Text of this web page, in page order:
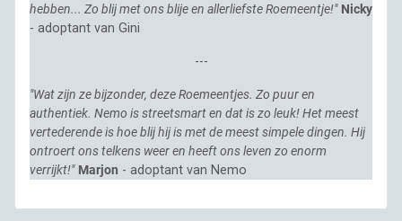
hebben... Zo blij met ons blije en allerliefste Roemeentje!" Nicky
- adoptant van Gini
---
"Wat zijn ze bijzonder, deze Roemeentjes. Zo puur en
authentiek. Nemo is streetsmart en dat is zo leuk! Het meest
vertederende is hoe blij hij is met de meest simpele dingen. Hij
ontroert ons telkens weer en heeft ons leven zo enorm
verrijkt!" Marjon - adoptant van Nemo